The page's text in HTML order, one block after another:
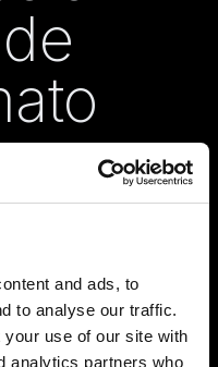
and ads, to
to analyse our traffic.
use of our site with
analytics partners who
alta resolución y
superficies más